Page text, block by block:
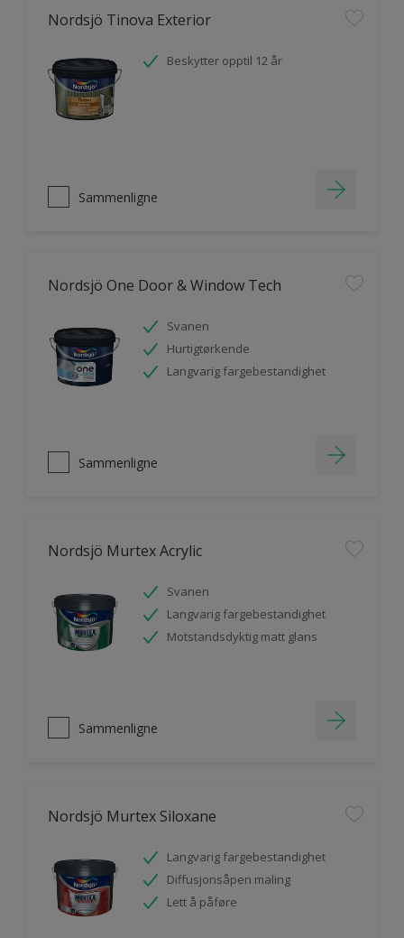
Nordsjö Tinova Exterior
Beskytter opptil 12 år
Sammenligne
Nordsjö One Door & Window Tech
Svanen
Hurtigtørkende
Langvarig fargebestandighet
Sammenligne
Nordsjö Murtex Acrylic
Svanen
Langvarig fargebestandighet
Motstandsdyktig matt glans
Sammenligne
Nordsjö Murtex Siloxane
Langvarig fargebestandighet
Diffusjonsåpen maling
Lett å påføre